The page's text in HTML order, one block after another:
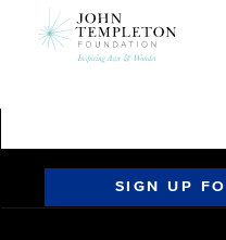
SIGN UP